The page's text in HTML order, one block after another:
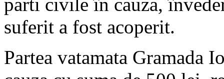
parti civile în cauza,
suferit a fost acoperit.
Partea vatamata Gramada